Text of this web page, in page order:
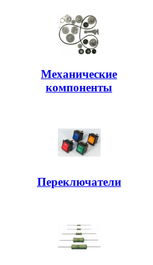
Механические
компоненты
Переключатели